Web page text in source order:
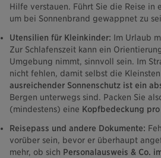
Hilfe verstauen. Führt Sie die Reise in
um bei Sonnenbrand gewappnet zu
Utensilien für Kleinkinder: Im Urlaub
Zur Schlafenszeit kann ein
Umgebung nimmt, sinnvoll sein. Im
nicht fehlen, damit selbst die
ausreichender Sonnenschutz ist ein
Bergen unterwegs sind. Packen Sie
(mindestens) eine Kopfbedeckung
Reisepass und andere Dokumente:
vorüber sein, bevor er überhaupt
mehr, ob sich Personalausweis & Co.